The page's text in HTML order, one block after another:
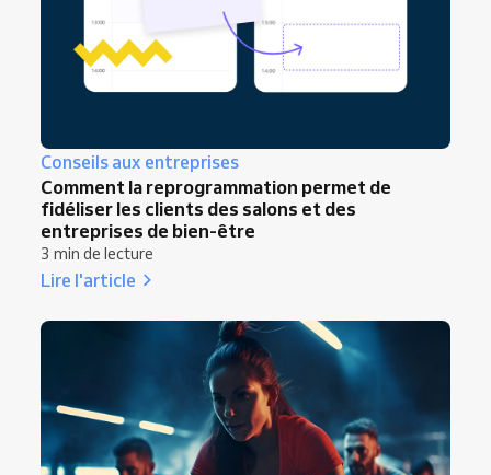
Conseils aux entreprises
Comment la reprogrammation permet de
fidéliser les clients des salons et des
entreprises de bien-être
3 min de lecture
Lire l'article